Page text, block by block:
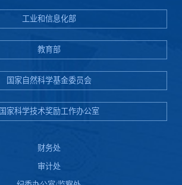
工业和信息化部
教育部
国家自然科学基金委员会
国家科学技术奖励工作办公室
财务处
审计处